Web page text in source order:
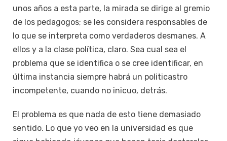
unos años a esta parte, la mirada se dirige al gremio
de los pedagogos; se les considera responsables de
lo que se interpreta como verdaderos desmanes. A
ellos y a la clase política, claro. Sea cual sea el
problema que se identifica o se cree identificar, en
última instancia siempre habrá un politicastro
incompetente, cuando no inicuo, detrás.
El problema es que nada de esto tiene demasiado
sentido. Lo que yo veo en la universidad es que